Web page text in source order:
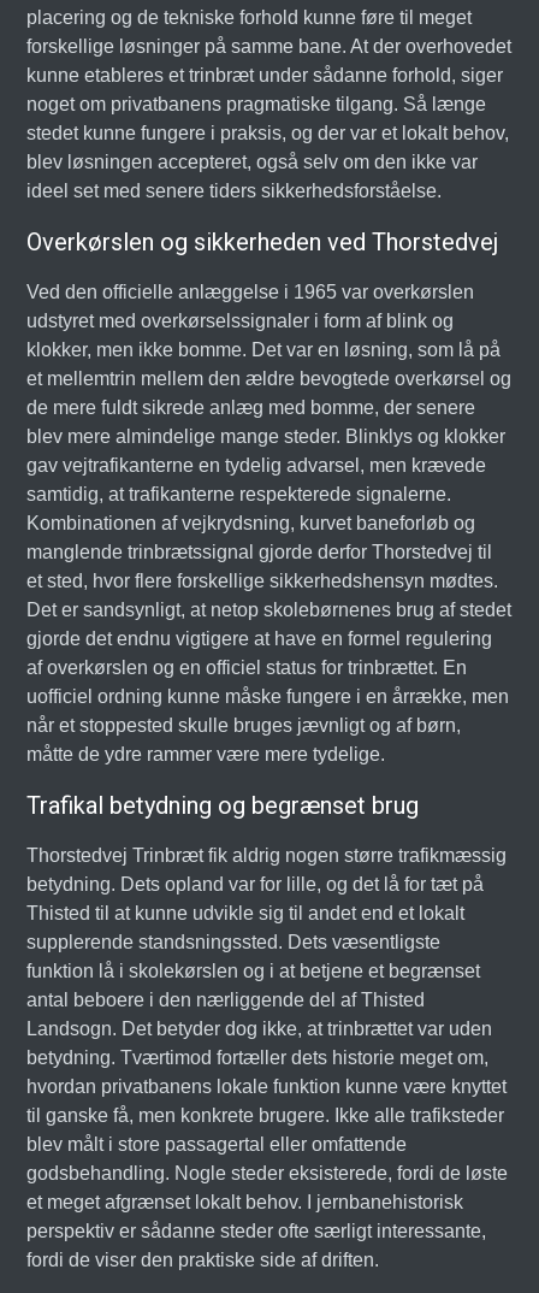
placering og de tekniske forhold kunne føre til meget
forskellige løsninger på samme bane. At der overhovedet
kunne etableres et trinbræt under sådanne forhold, siger
noget om privatbanens pragmatiske tilgang. Så længe
stedet kunne fungere i praksis, og der var et lokalt behov,
blev løsningen accepteret, også selv om den ikke var
ideel set med senere tiders sikkerhedsforståelse.
Overkørslen og sikkerheden ved Thorstedvej
Ved den officielle anlæggelse i 1965 var overkørslen
udstyret med overkørselssignaler i form af blink og
klokker, men ikke bomme. Det var en løsning, som lå på
et mellemtrin mellem den ældre bevogtede overkørsel og
de mere fuldt sikrede anlæg med bomme, der senere
blev mere almindelige mange steder. Blinklys og klokker
gav vejtrafikanterne en tydelig advarsel, men krævede
samtidig, at trafikanterne respekterede signalerne.
Kombinationen af vejkrydsning, kurvet baneforløb og
manglende trinbrætssignal gjorde derfor Thorstedvej til
et sted, hvor flere forskellige sikkerhedshensyn mødtes.
Det er sandsynligt, at netop skolebørnenes brug af stedet
gjorde det endnu vigtigere at have en formel regulering
af overkørslen og en officiel status for trinbrættet. En
uofficiel ordning kunne måske fungere i en årrække, men
når et stoppested skulle bruges jævnligt og af børn,
måtte de ydre rammer være mere tydelige.
Trafikal betydning og begrænset brug
Thorstedvej Trinbræt fik aldrig nogen større trafikmæssig
betydning. Dets opland var for lille, og det lå for tæt på
Thisted til at kunne udvikle sig til andet end et lokalt
supplerende standsningssted. Dets væsentligste
funktion lå i skolekørslen og i at betjene et begrænset
antal beboere i den nærliggende del af Thisted
Landsogn. Det betyder dog ikke, at trinbrættet var uden
betydning. Tværtimod fortæller dets historie meget om,
hvordan privatbanens lokale funktion kunne være knyttet
til ganske få, men konkrete brugere. Ikke alle trafiksteder
blev målt i store passagertal eller omfattende
godsbehandling. Nogle steder eksisterede, fordi de løste
et meget afgrænset lokalt behov. I jernbanehistorisk
perspektiv er sådanne steder ofte særligt interessante,
fordi de viser den praktiske side af driften.